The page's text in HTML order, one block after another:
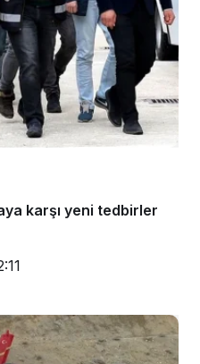
karşı yeni tedbirler